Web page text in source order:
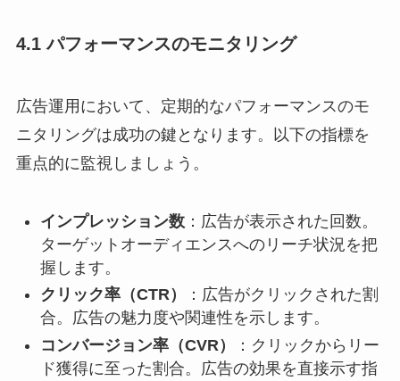
4.1 パフォーマンスのモニタリング
広告運用において、定期的なパフォーマンスのモ
ニタリングは成功の鍵となります。以下の指標を
重点的に監視しましょう。
インプレッション数：​広告が表示された回数。
ターゲットオーディエンスへのリーチ状況を把
握します。​
クリック率（CTR）
：​広告がクリックされた割
合。広告の魅力度や関連性を示します。​
コンバージョン率（CVR）
：​クリックからリー
ド獲得に至った割合。広告の効果を直接示す指